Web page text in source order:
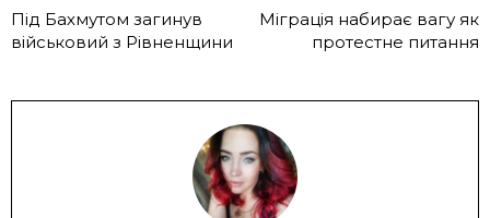
Під Бахмутом загинув
військовий з Рівненщини
Міграція набирає вагу як
протестне питання